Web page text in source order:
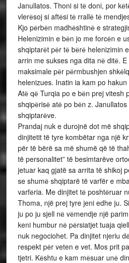
Janullatos. Thoni si tё doni, por
vlerёsoj si aftёsi tё rrallё tё
Kjo pёrbёn madhёshtinё e
Helenizimin e bёn jo me forcёn e
shqiptarёt pёr tё bёrё helenizimin
arrin me sukses nga dita nё ditё.
maksimale pёr pёrmbushjen
helenizues. Inatin ia kam po hakun
Atё qё Turqia po e bёn prej vitesh
shqipёrisё atё po bёn z.
shqiptarёve.
Prandaj nuk e durojnë dot më
dinjitetit të tyre kombëtar nga një
për të bërë sa më shumë që të
të personalitet” të besimtarëve
jetuar kaq gjatë sa arrita të shikoj
se shumё shqiptarë të varfër e
varfёria. Me dinjitet tё poshtёruar
Thoma, një prej tyre jeni edhe ju.
ju po ju sjell nё vёmendje një
keni humbur nё pёrsiatjet tuaja
nuk negociohet. Pa dinjitet njeriu
respekt pёr veten e vet. Mos prit
tjetri. Kёshtu e kam mёsuar unё